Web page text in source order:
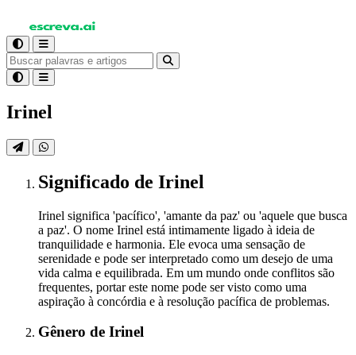
Irinel
Significado de Irinel
Irinel significa 'pacífico', 'amante da paz' ou 'aquele que busca
a paz'. O nome Irinel está intimamente ligado à ideia de
tranquilidade e harmonia. Ele evoca uma sensação de
serenidade e pode ser interpretado como um desejo de uma
vida calma e equilibrada. Em um mundo onde conflitos são
frequentes, portar este nome pode ser visto como uma
aspiração à concórdia e à resolução pacífica de problemas.
Gênero de Irinel